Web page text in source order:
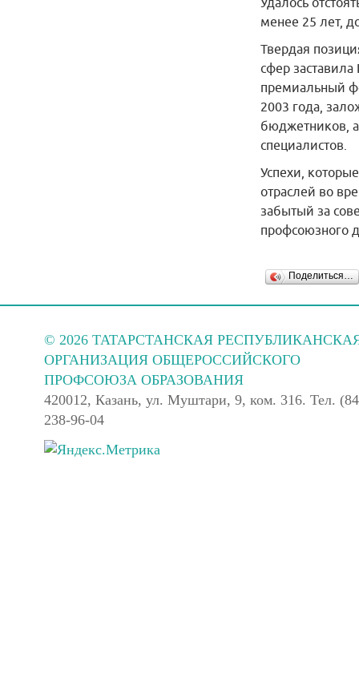
Удалось
менее 25 лет,
Твердая
сфер
премиальный
2003 года,
бюджетников, а
специалистов.
Успехи,
отраслей во
забытый за
профсоюзного
Поделиться…
© 2026 ТАТАРСТАНСКАЯ
ОРГАНИЗАЦИЯ ОБЩЕРОССИЙСКОГО
ПРОФСОЮЗА ОБРАЗОВАНИЯ
420012, Казань, ул. Муштари, 9, ком. 316. Тел.
238-96-04